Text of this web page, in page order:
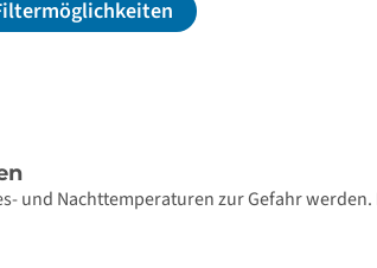
und Nachttemperaturen zur Gefahr